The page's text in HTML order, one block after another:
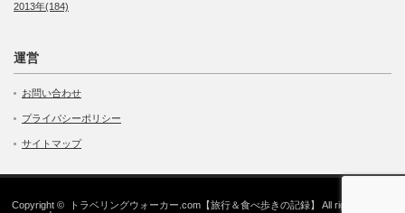
2013年(184)
運営
お問い合わせ
プライバシーポリシー
サイトマップ
Copyright © トラベリングウォーカー.com【旅行＆食べ歩きの記録】
All rights